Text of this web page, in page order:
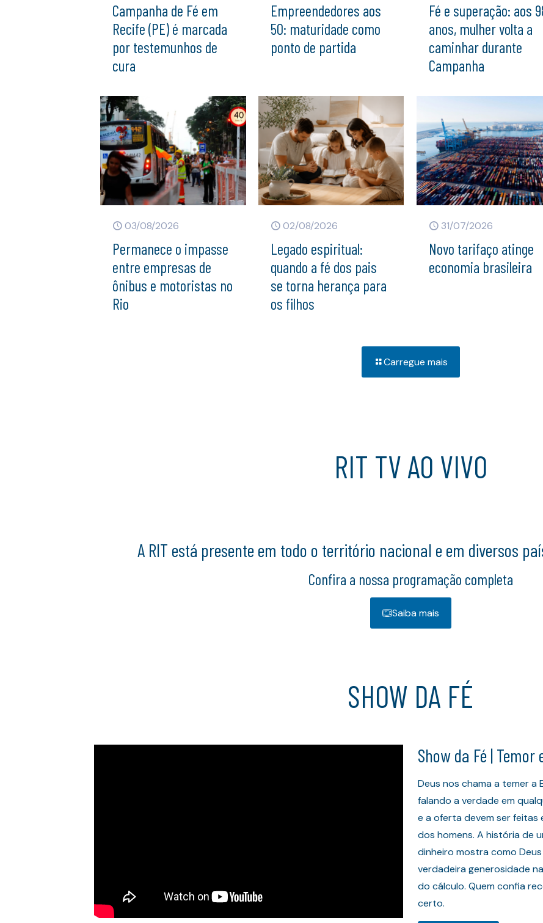
Campanha de Fé em
Recife (PE) é marcada
por testemunhos de
cura
Empreendedores aos
50: maturidade como
ponto de partida
Fé e superação: aos
anos, mulher volta a
caminhar durante
Campanha
03/08/2026
Permanece o impasse
entre empresas de
ônibus e motoristas no
Rio
02/08/2026
Legado espiritual:
quando a fé dos pais
se torna herança para
os filhos
31/07/2026
Novo tarifaço atinge
economia brasileira
Carregue mais
RIT TV AO VIVO
A RIT está presente em todo o território nacional e em diversos
Confira a nossa programação completa
Saiba mais
SHOW DA FÉ
Show da Fé | Temor
Deus nos chama a temer a
falando a verdade em
e a oferta devem ser feitas
dos homens. A história de
dinheiro mostra como
verdadeira generosidade
do cálculo. Quem confia
certo.